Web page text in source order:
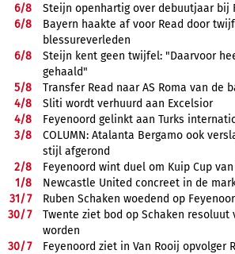
6/8
Steijn openhartig over debuutjaar bij
6/8
Bayern haakte af voor Read door
blessureverleden
6/8
Steijn kent geen twijfel: "Daarvoor
gehaald"
5/8
Transfer Read naar AS Roma van de
4/8
Sliti wordt verhuurd aan Excelsior
4/8
Feyenoord gelinkt aan Turks
3/8
COLUMN: Atalanta Bergamo ook
stijl afgerond
2/8
Feyenoord wint duel om Kuip Cup
1/8
Newcastle United concreet in de
31/7
Ruben Schaken woedend op
30/7
Twente ziet bod op Schaken resoluut
worden
30/7
Feyenoord ziet in Van Rooij opvolger